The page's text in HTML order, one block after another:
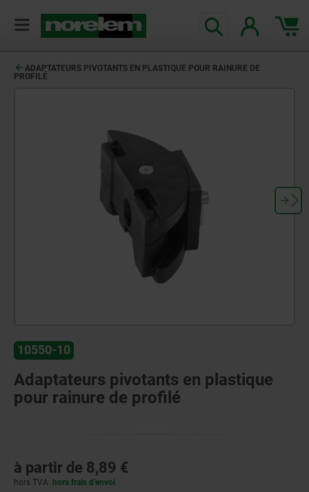
ADAPTATEURS PIVOTANTS EN PLASTIQUE POUR RAINURE DE
PROFILÉ
10550-10
Adaptateurs pivotants en plastique
pour rainure de profilé
à partir de 8,89 €
hors TVA hors frais d’envoi